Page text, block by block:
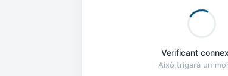
Verificant
Això trigarà un